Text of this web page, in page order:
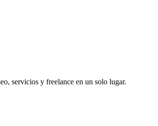
servicios y freelance en un solo lugar.